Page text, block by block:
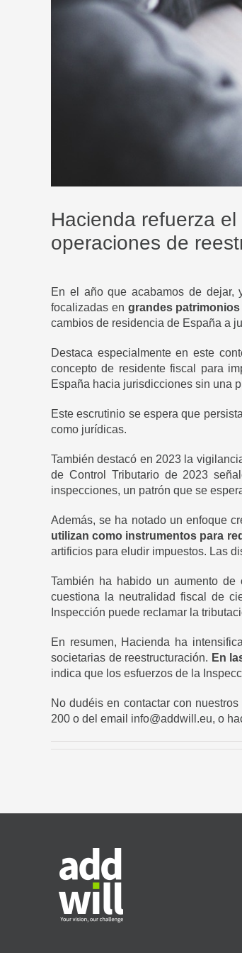
Hacienda refuerza
operaciones de
En el año que acabamos de dejar,
focalizadas en grandes patrimonios
cambios de residencia de España a
Destaca especialmente en este
concepto de residente fiscal para
España hacia jurisdicciones sin una
Este escrutinio se espera que
como jurídicas.
También destacó en 2023 la
de Control Tributario de 2023
inspecciones, un patrón que se
Además, se ha notado un enfoque
utilizan como instrumentos para
artificios para eludir impuestos. Las
También ha habido un aumento de
cuestiona la neutralidad fiscal de
Inspección puede reclamar la
En resumen, Hacienda ha
societarias de reestructuración. En
indica que los esfuerzos de la
No dudéis en contactar con
200 o del email info@addwill.eu, o